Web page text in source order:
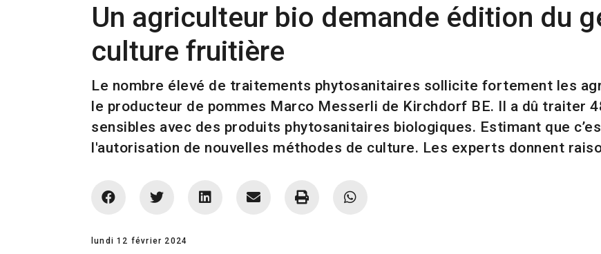
Un agriculteur bio demande édition du
culture fruitière
Le nombre élevé de traitements phytosanitaires sollicite fortement les
le producteur de pommes Marco Messerli de Kirchdorf BE. Il a dû traiter
sensibles avec des produits phytosanitaires biologiques. Estimant que
l'autorisation de nouvelles méthodes de culture. Les experts donnent
lundi 12 février 2024